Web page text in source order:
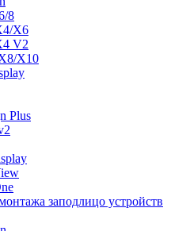
8
X6
V2
X10
Plus
заподлицо устройств